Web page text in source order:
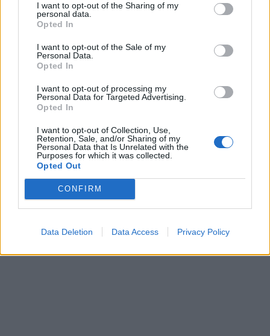
I want to opt-out of the Sharing of my
personal data.
Opted In
I want to opt-out of the Sale of my
Personal Data.
Opted In
I want to opt-out of processing my
Personal Data for Targeted Advertising.
Opted In
I want to opt-out of Collection, Use,
Retention, Sale, and/or Sharing of my
Personal Data that Is Unrelated with the
Purposes for which it was collected.
Opted Out
CONFIRM
Data Deletion Data Access Privacy Policy